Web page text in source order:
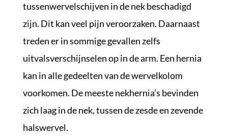
tussenwervelschijven in de nek beschadigd
zijn. Dit kan veel pijn veroorzaken. Daarnaast
treden er in sommige gevallen zelfs
uitvalsverschijnselen op in de arm. Een hernia
kan in alle gedeelten van de wervelkolom
voorkomen. De meeste nekhernia’s bevinden
zich laag in de nek, tussen de zesde en zevende
halswervel.